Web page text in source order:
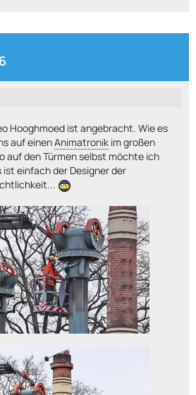
Hooghmoed ist angebracht. Wie es
auf einenAnimatronik im großen
auf den Türmen selbst möchte ich
ist einfach der Designer der